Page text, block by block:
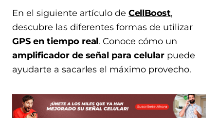
En el siguiente artículo deCellBoost,
descubre las diferentes formas de utilizar
GPS en tiempo real. Conoce cómo un
amplificador de señal para celularpuede
ayudarte a sacarles el máximo provecho.